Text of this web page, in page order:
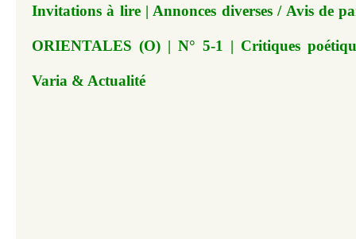
Invitations à lire | Annonces diverses / Avis de
ORIENTALES (O) | N° 5-1 | Critiques
Varia & Actualité